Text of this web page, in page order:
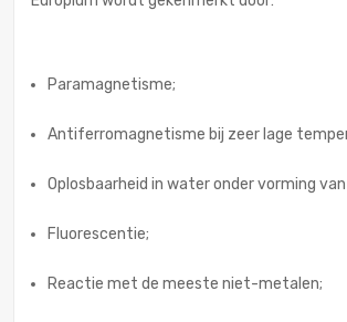
Paramagnetisme;
Antiferromagnetisme bij zeer lage
Oplosbaarheid in water onder vorming
Fluorescentie;
Reactie met de meeste niet-metalen;